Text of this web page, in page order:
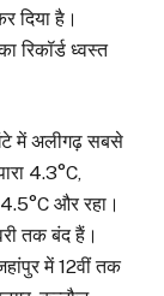
दिया है।
रिकॉर्ड ध्वस्त
में अलीगढ़ सबसे
4.3°C,
और रहा।
तक बंद हैं।
में 12वीं तक